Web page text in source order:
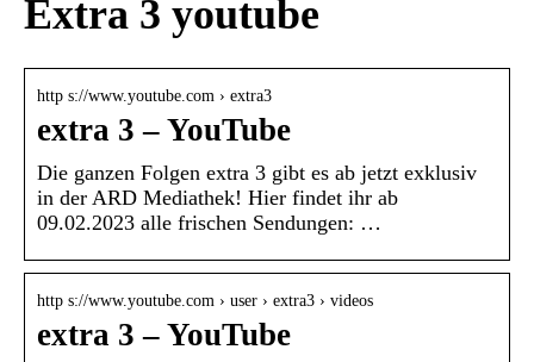
Extra 3 youtube
http s://www.youtube.com › extra3
extra 3 – YouTube
Die ganzen Folgen extra 3 gibt es ab jetzt exklusiv
in der ARD Mediathek! Hier findet ihr ab
09.02.2023 alle frischen Sendungen: …
http s://www.youtube.com › user › extra3 › videos
extra 3 – YouTube